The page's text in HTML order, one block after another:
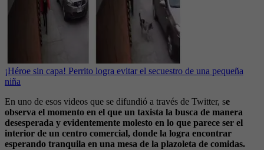
¡Héroe sin capa! Perrito logra evitar el secuestro de una pequeña
niña
En uno de esos videos que se difundió a través de Twitter, se
observa el momento en el que un taxista la busca de manera
desesperada y evidentemente molesto en lo que parece ser el
interior de un centro comercial, donde la logra encontrar
esperando tranquila en una mesa de la plazoleta de comidas.